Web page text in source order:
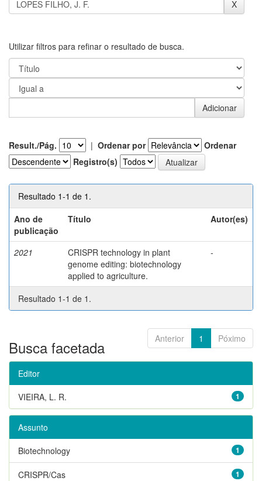
Utilizar filtros para refinar o resultado de busca.
Result./Pág. | Ordenar por
Ordenar
Registro(s)
Resultado 1-1 de 1.
Ano de
publicação
Título Autor(es)
2021
CRISPR technology in plant
genome editing: biotechnology
applied to agriculture.
-
Resultado 1-1 de 1.
Anterior 1 Póximo
Busca facetada
Editor
1
VIEIRA, L. R.
Assunto
1
Biotechnology
1
CRISPR/Cas